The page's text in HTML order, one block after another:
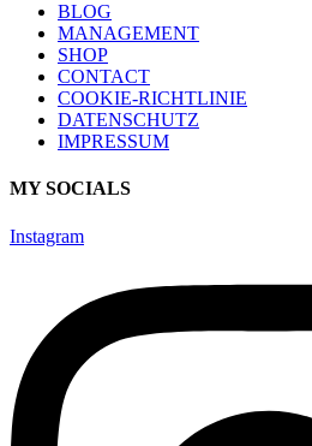
BLOG
MANAGEMENT
SHOP
CONTACT
COOKIE-RICHTLINIE
DATENSCHUTZ
IMPRESSUM
MY SOCIALS
Instagram